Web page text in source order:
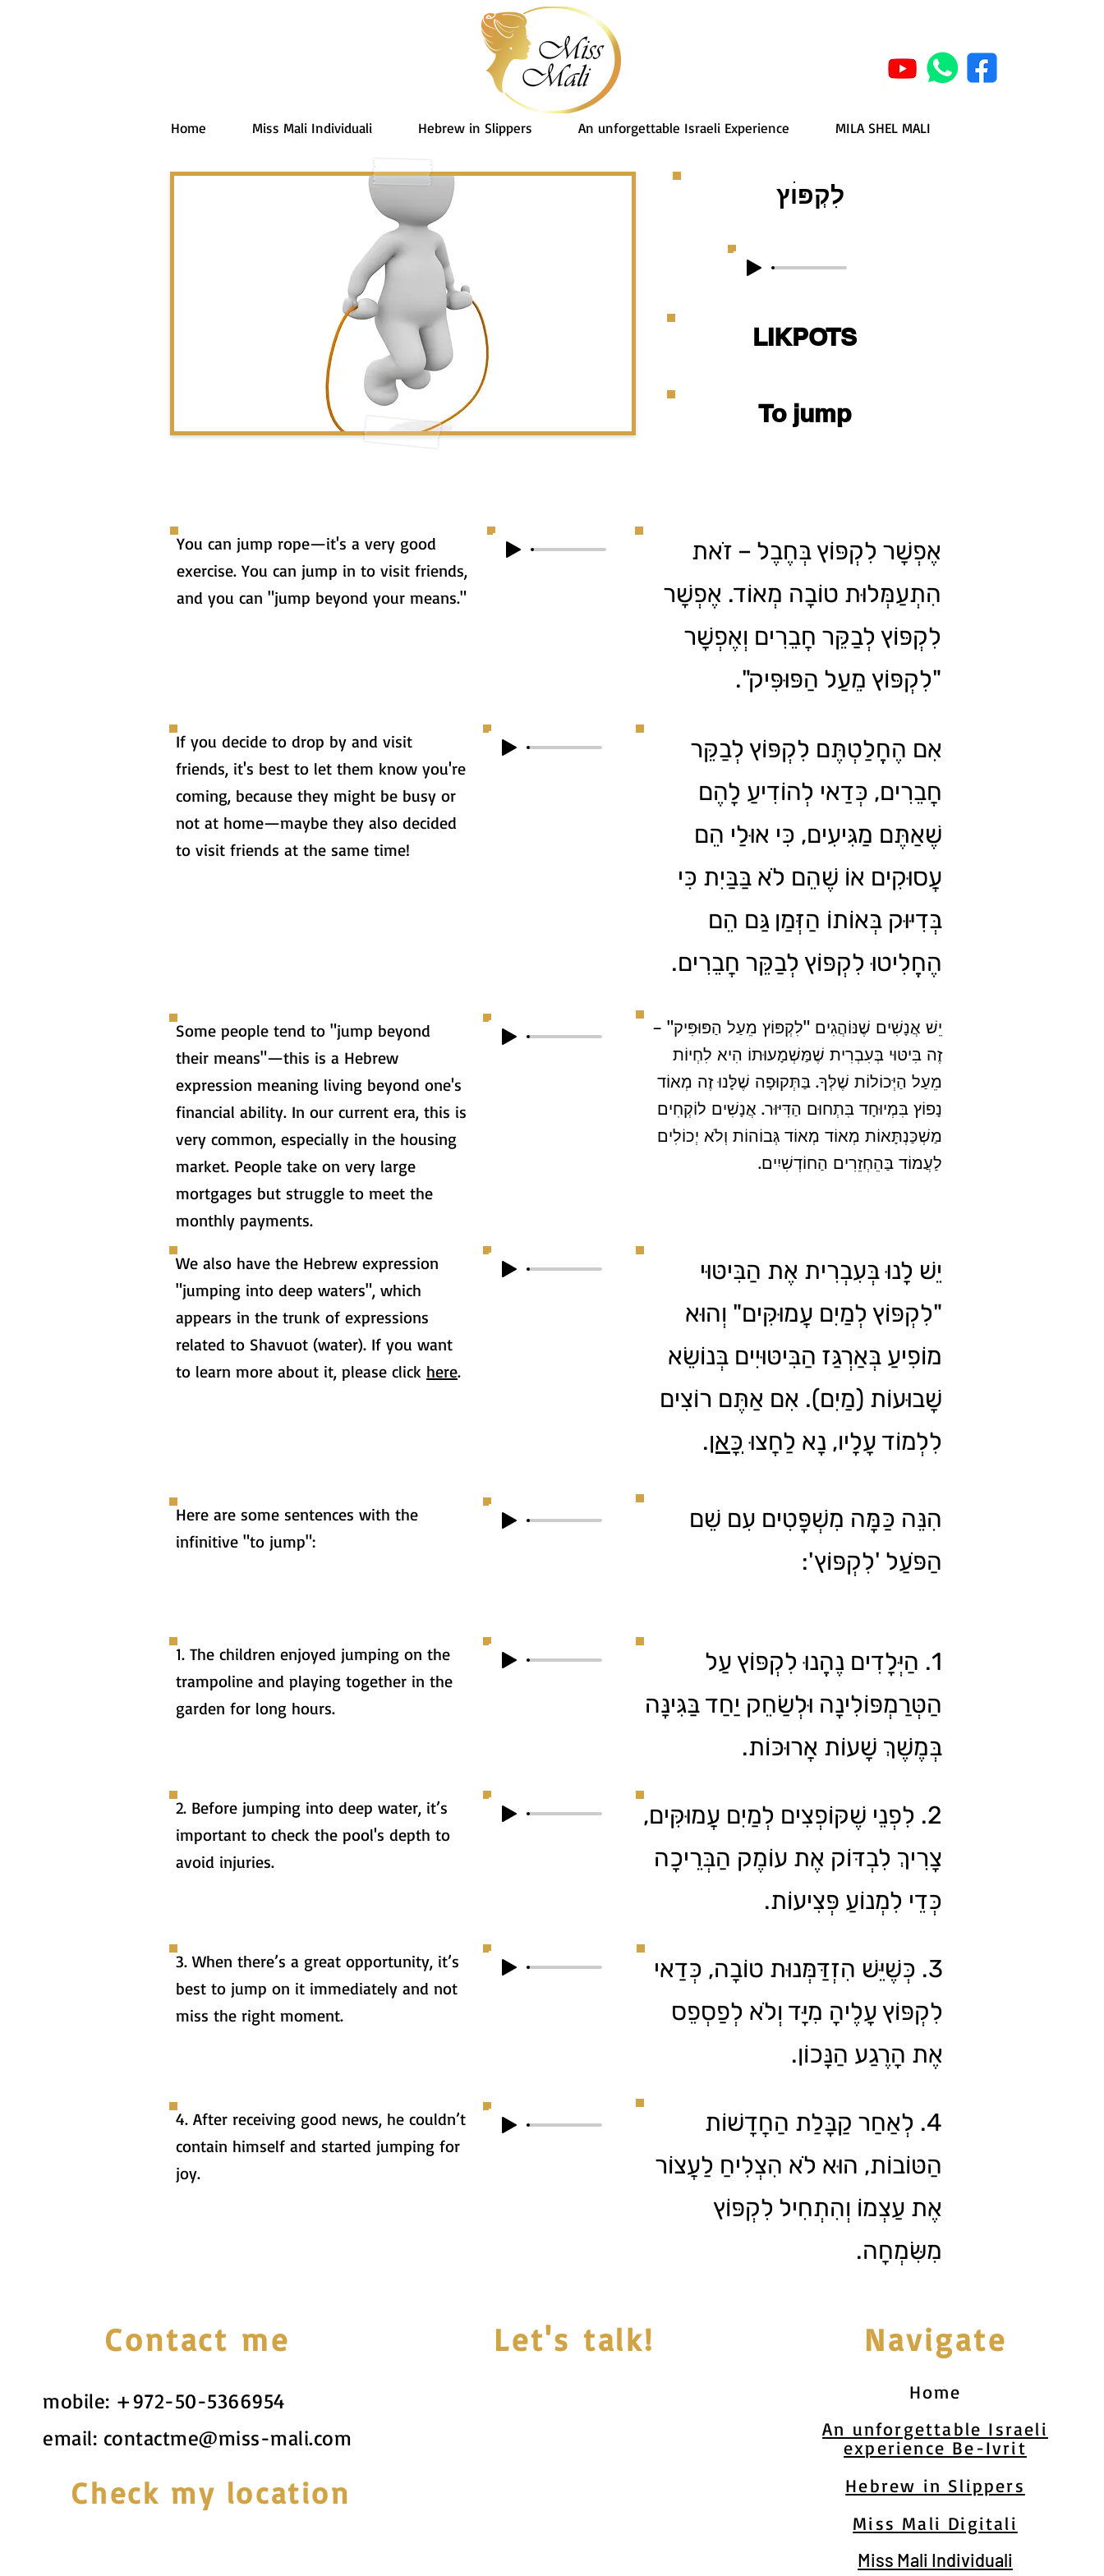
Home Miss Mali Individuali Hebrew in Slippers An unforgettable Israeli Experience MILA SHEL MALI
לִקְפּוׄץ
LIKPOTS
To jump
You can jump rope—it's a very good
exercise. You can jump in to visit friends,
and you can "jump beyond your means."
אֶפְשָׁר לִקְפּוֹץ בְּחֶבֶל – זֹאת
הִתְעַמְּלוּת טוֹבָה מְאוֹד. אֶפְשָׁר
לִקְפּוֹץ לְבַקֵּר חֲבֵרִים וְאֶפְשָׁר
"לִקְפּוֹץ מֵעַל הַפּוּפִּיק".
If you decide to drop by and visit
friends, it's best to let them know you're
coming, because they might be busy or
not at home—maybe they also decided
to visit friends at the same time!
אִם הֶחֱלַטְתֶּם לִקְפּוֹץ לְבַקֵּר
חֲבֵרִים, כְּדַאי לְהוֹדִיעַ לָהֶם
שֶׁאַתֶּם מַגִּיעִים, כִּי אוּלַי הֵם
עֲסוּקִים אוֹ שֶׁהֵם לֹא בַּבַּיִת כִּי
בְּדִיּוּק בְּאוֹתוֹ הַזְּמַן גַּם הֵם
הֶחֱלִיטוּ לִקְפּוֹץ לְבַקֵּר חֲבֵרִים.
Some people tend to "jump beyond
their means"—this is a Hebrew
expression meaning living beyond one's
financial ability. In our current era, this is
very common, especially in the housing
market. People take on very large
mortgages but struggle to meet the
monthly payments.
יֵשׁ אֲנָשִׁים שֶׁנּוֹהֲגִים "לִקְפּוֹץ מֵעַל הַפּוּפִּיק" –
זֶה בִּיטּוּי בְּעִבְרִית שֶׁמַּשְׁמָעוּתוֹ הִיא לִחְיוֹת
מֵעַל הַיְּכוֹלוֹת שֶׁלְּךָ. בַּתְּקוּפָה שֶׁלָּנוּ זֶה מְאוֹד
נָפוֹץ בִּמְיוּחָד בִּתְחוּם הַדִּיּוּר. אֲנָשִׁים לוֹקְחִים
מַשְׁכַּנְתָּאוֹת מְאוֹד מְאוֹד גְּבוֹהוֹת וְלֹא יְכוֹלִים
לַעֲמוֹד בַּהֵחְזֵרִים הַחוֹדְשִׁיִים.
We also have the Hebrew expression
"jumping into deep waters", which
appears in the trunk of expressions
related to Shavuot (water). If you want
to learn more about it, please click here.
יֵשׁ לָנוּ בְּעִבְרִית אֶת הַבִּיטּוּי
"לִקְפּוֹץ לְמַיִם עֲמוּקִּים" וְהוּא
מוֹפִיעַ בְּאַרְגַּז הַבִּיטּוּיִים בְּנוֹשֵׂא
שָׁבוּעוֹת (מַיִם). אִם אַתֶּם רוֹצִים
לִלְמוֹד עָלָיו, נָא לַחֲצוּכָּאן.
Here are some sentences with the
infinitive "to jump":
הִנֵּה כַּמָּה מִשְׁפָּטִים עִם שֵׁם
הַפֹּעַל 'לִקְפּוֹץ':
1. The children enjoyed jumping on the
trampoline and playing together in the
garden for long hours.
1. הַיְּלָדִים נֶהֱנוּ לִקְפּוֹץ עַל
הַטְּרַמְפּוֹלִינָה וּלְשַׂחֵק יַחַד בַּגִּינָּה
בְּמֶשֶׁךְ שָׁעוֹת אֲרוּכּוֹת.
2. Before jumping into deep water, it’s
important to check the pool's depth to
avoid injuries.
2. לִפְנֵי שֶׁקּוֹפְצִים לְמַיִם עֲמוּקִּים,
צָרִיךְ לִבְדּוֹק אֶת עוֹמֶק הַבְּרֵיכָה
כְּדֵי לִמְנוֹעַ פְּצִיעוֹת.
3. When there’s a great opportunity, it’s
best to jump on it immediately and not
miss the right moment.
3. כְּשֶׁיֵּשׁ הִזְדַּמְּנוּת טוֹבָה, כְּדַאי
לִקְפּוֹץ עָלֶיהָ מִיָּד וְלֹא לְפַסְפֵס
אֶת הָרֶגַע הַנָּכוֹן.
4. After receiving good news, he couldn’t
contain himself and started jumping for
joy.
4. לְאַחַר קַבָּלַת הַחֲדָשׁוֹת
הַטּוֹבוֹת, הוּא לֹא הִצְלִיחַ לַעֲצוֹר
אֶת עַצְמוֹ וְהִתְחִיל לִקְפּוֹץ
מִשִּׂמְחָה.
Contact me
mobile: +972-50-5366954
email: contactme@miss-mali.com
Check my location
Let's talk! Navigate
Home
An unforgettable Israeli
experience Be-Ivrit
Hebrew in Slippers
Miss Mali Digitali
Miss Mali Individuali